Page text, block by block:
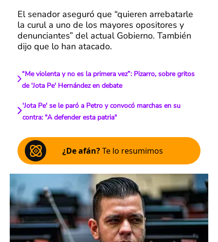
El senador aseguró que “quieren arrebatarle
la curul a uno de los mayores opositores y
denunciantes” del actual Gobierno. También
dijo que lo han atacado.
“Me violenta y no es la primera vez”: Pizarro, sobre gritos
de 'Jota Pe' Hernández en debate
'Jota Pe' se le paró a Petro y convocó marchas en su
contra: "A defender esta patria"
¿De afán?Te lo resumimos